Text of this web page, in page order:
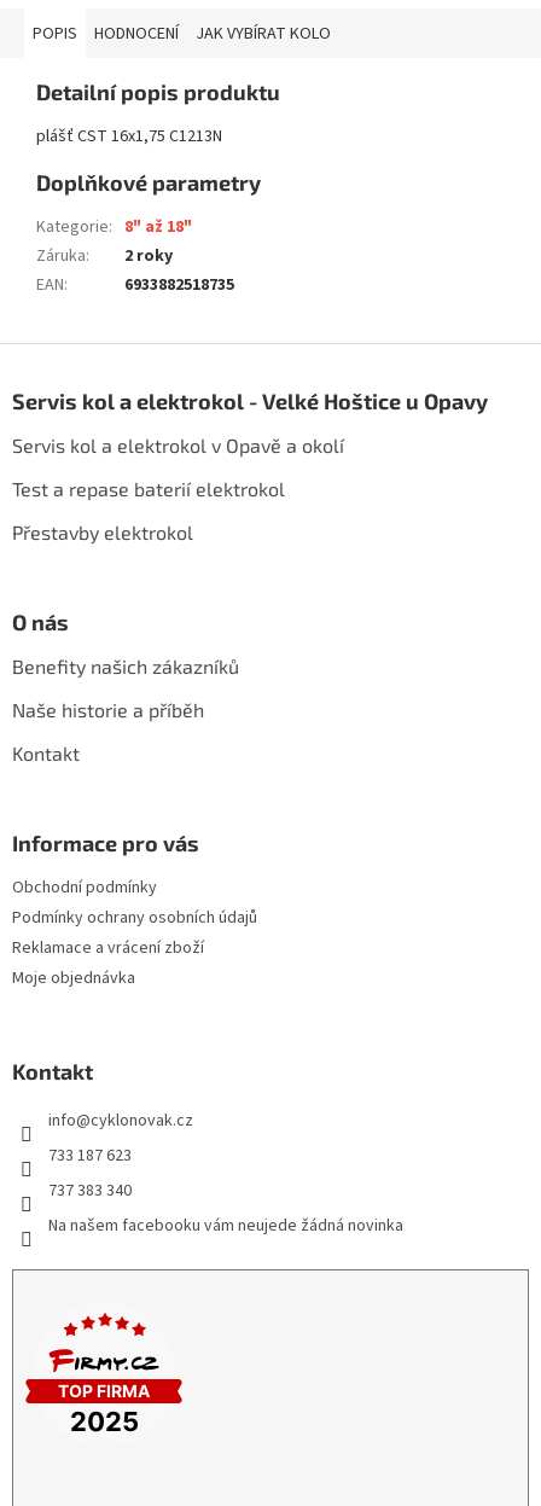
POPIS HODNOCENÍ JAK VYBÍRAT KOLO
Detailní popis produktu
plášť CST 16x1,75 C1213N
Doplňkové parametry
Kategorie: 8" až 18"
Záruka:
2 roky
EAN: 6933882518735
pServis kol a elektrokol - Velké Hoštice u Opavy
Servis kol a elektrokol v Opavě a okolí
Test a repase baterií elektrokol
Přestavby elektrokol
O nás
Benefity našich zákazníků
Naše historie a příběh
Kontakt
Informace pro vás
Obchodní podmínky
Podmínky ochrany osobních údajů
Reklamace a vrácení zboží
Moje objednávka
Kontakt
info@cyklonovak.cz
733 187 623
737 383 340
Na našem facebooku vám neujede žádná novinka